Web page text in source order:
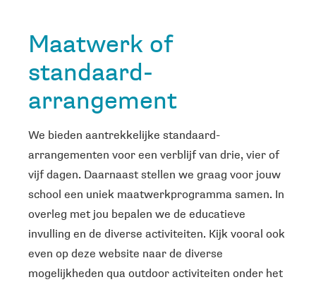
Maatwerk of
standaard-
arrangement
We bieden aantrekkelijke standaard-
arrangementen voor een verblijf van drie, vier of
vijf dagen. Daarnaast stellen we graag voor jouw
school een uniek maatwerkprogramma samen. In
overleg met jou bepalen we de educatieve
invulling en de diverse activiteiten. Kijk vooral ook
even op deze website naar de diverse
mogelijkheden qua outdoor activiteiten onder het